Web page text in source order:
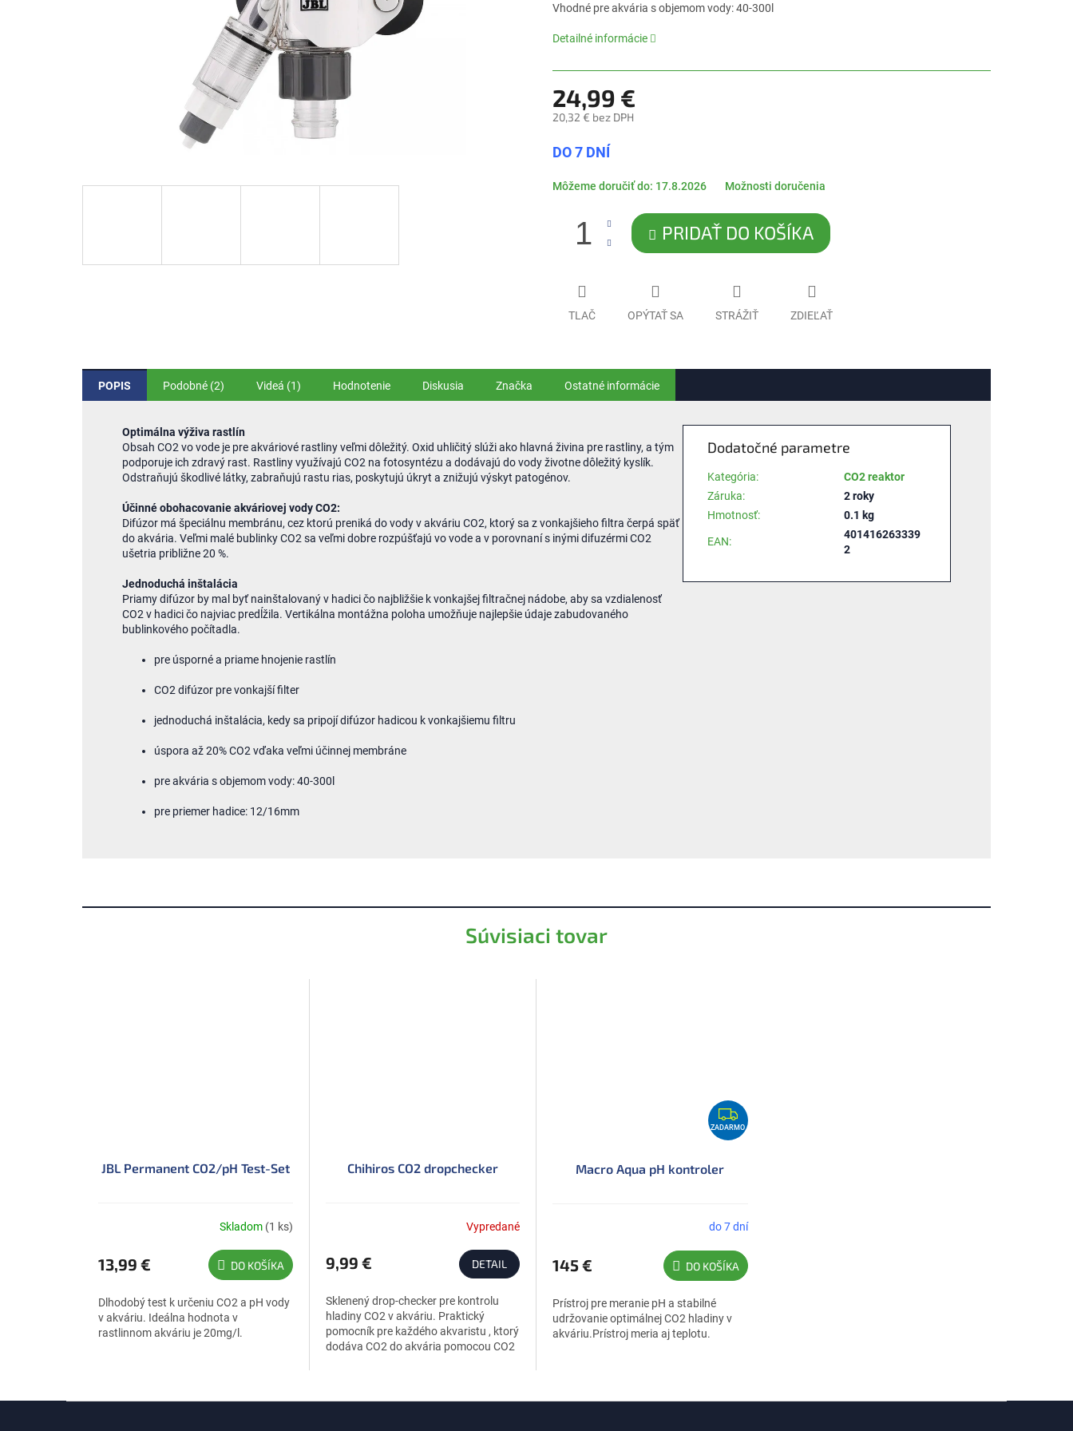
0,0
5
Vhodné pre akvária s objemom vody: 40-300l
Detailné informácie
24,99 €
20,32 € bez DPH
cena:
DO 7 DNÍ
Môžeme doručiť do: 17.8.2026 Možnosti doručenia
PRIDAŤ DO KOŠÍKA
TLAČ OPÝTAŤ SA STRÁŽIŤ ZDIEĽAŤ
Súvisiaci tovar
JBL Permanent CO2/pH Test-Set
Skladom (1 ks)
13,99 € DO KOŠÍKA
Dlhodobý test k určeniu CO2 a pH vody
v akváriu. Ideálna hodnota v
rastlinnom akváriu je 20mg/l.
Chihiros CO2 dropchecker
Vypredané
9,99 € DETAIL
Sklenený drop-checker pre kontrolu
hladiny CO2 v akváriu. Praktický
pomocník pre každého akvaristu , ktorý
dodáva CO2 do akvária pomocou CO2
Z
A
O
ZADARMO
Macro Aqua pH kontroler
do 7 dní
145 € DO KOŠÍKA
Prístroj pre meranie pH a stabilné
udržovanie optimálnej CO2 hladiny v
akváriu.Prístroj meria aj teplotu.
POPIS Podobné (2) Videá (1) Hodnotenie Diskusia Značka Ostatné informácie
Optimálna výživa rastlín
Obsah CO2 vo vode je pre akváriové rastliny veľmi dôležitý. Oxid uhličitý slúži ako hlavná živina pre rastliny, a tým
podporuje ich zdravý rast. Rastliny využívajú CO2 na fotosyntézu a dodávajú do vody životne dôležitý kyslík.
Odstraňujú škodlivé látky, zabraňujú rastu rias, poskytujú úkryt a znižujú výskyt patogénov.
Účinné obohacovanie akváriovej vody CO2:
Difúzor má špeciálnu membránu, cez ktorú preniká do vody v akváriu CO2, ktorý sa z vonkajšieho filtra čerpá späť
do akvária. Veľmi malé bublinky CO2 sa veľmi dobre rozpúšťajú vo vode a v porovnaní s inými difuzérmi CO2
ušetria približne 20 %.
Jednoduchá inštalácia
Priamy difúzor by mal byť nainštalovaný v hadici čo najbližšie k vonkajšej filtračnej nádobe, aby sa vzdialenosť
CO2 v hadici čo najviac predĺžila. Vertikálna montážna poloha umožňuje najlepšie údaje zabudovaného
bublinkového počítadla.
pre úsporné a priame hnojenie rastlín
CO2 difúzor pre vonkajší filter
jednoduchá inštalácia, kedy sa pripojí difúzor hadicou k vonkajšiemu filtru
úspora až 20% CO2 vďaka veľmi účinnej membráne
pre akvária s objemom vody: 40-300l
pre priemer hadice: 12/16mm
Dodatočné parametre
Kategória:
CO2 reaktor
Záruka:
2 roky
Hmotnosť: 0.1 kg
EAN:
401416263339
2